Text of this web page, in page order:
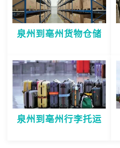
泉州到亳州货物仓储
泉州到亳州行李托运